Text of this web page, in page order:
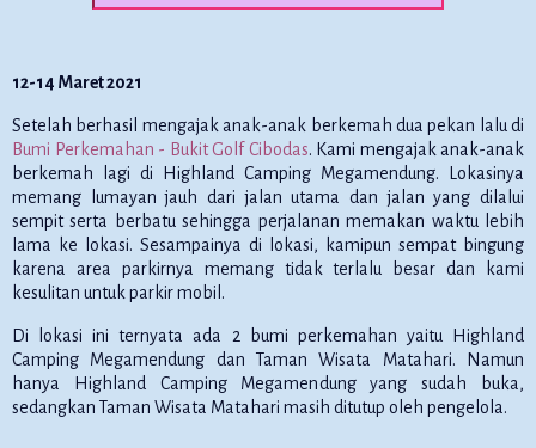
12-14 Maret 2021
Setelah berhasil mengajak anak-anak berkemah dua pekan lalu di
Bumi Perkemahan - Bukit Golf Cibodas. Kami mengajak anak-anak
berkemah lagi di Highland Camping Megamendung. Lokasinya
memang lumayan jauh dari jalan utama dan jalan yang dilalui
sempit serta berbatu sehingga perjalanan memakan waktu lebih
lama ke lokasi. Sesampainya di lokasi, kamipun sempat bingung
karena area parkirnya memang tidak terlalu besar dan kami
kesulitan untuk parkir mobil.
Di lokasi ini ternyata ada 2 bumi perkemahan yaitu Highland
Camping Megamendung dan Taman Wisata Matahari. Namun
hanya Highland Camping Megamendung yang sudah buka,
sedangkan Taman Wisata Matahari masih ditutup oleh pengelola.